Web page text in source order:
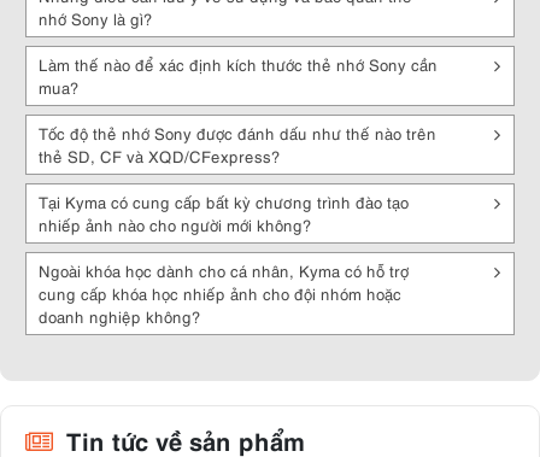
Nhìn chung, được trang bị đầy đủ tính năng cũng như có độ bền cao,
thẻ nhớ Sony xứng đáng để bạn lựa chọn và đầu tư sử dụng cho các
thiết bị điện tử của mình. Khách hàng quan tâm có thể nhắn tin cho
Kyma.vn để được tư vấn hỗ trợ chọn mua sản phẩm phù hợp nhé.
nhớ Sony là gì?
Làm thế nào để xác định kích thước thẻ nhớ Sony cần
mua?
Tốc độ thẻ nhớ Sony được đánh dấu như thế nào trên
thẻ SD, CF và XQD/CFexpress?
Tại Kyma có cung cấp bất kỳ chương trình đào tạo
nhiếp ảnh nào cho người mới không?
Ngoài khóa học dành cho cá nhân, Kyma có hỗ trợ
cung cấp khóa học nhiếp ảnh cho đội nhóm hoặc
doanh nghiệp không?
Tin tức về sản phẩm